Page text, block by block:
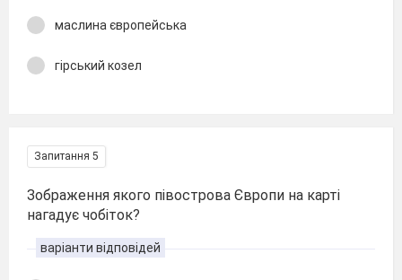
маслина європейська
гірський козел
Запитання 5
Зображення якого півострова Європи на карті
нагадує чобіток?
варіанти відповідей